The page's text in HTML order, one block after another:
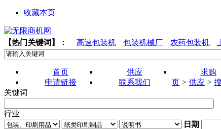
收藏本页
【热门关键词】： 高速包装机 包装机械厂 农药包装机
首页 供应
求购
申请链接
联系我们 页 > 供应 >
关键词
行业
日期